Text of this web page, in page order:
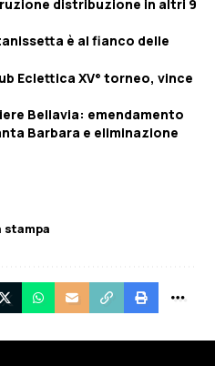
distribuzione in altri 9
è al fianco delle
Eclettica XV° torneo, vince
Bellavia: emendamento
Barbara e eliminazione
stampa